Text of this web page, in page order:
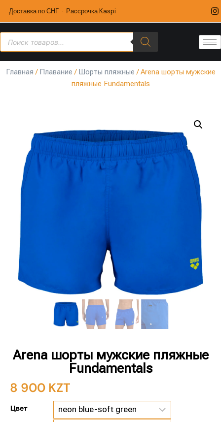
Доставка по СНГ · Рассрочка Kaspi
Главная / Плавание / Шорты пляжные / Arena шорты мужские
пляжные Fundamentals
Arena шорты мужские пляжные
Fundamentals
8 900 KZT
Цвет